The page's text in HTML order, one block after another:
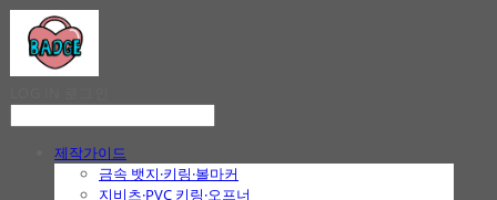
제작가이드
금속 뱃지·키링·볼마커
지비츠·PVC 키링·오프너